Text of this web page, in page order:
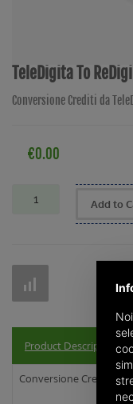
TeleDigita To
Conversione Crediti da
€0.00
Add to
Product Description
Conversione Crediti da